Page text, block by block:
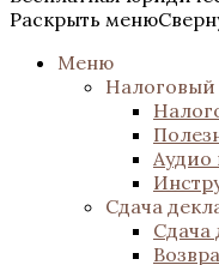
Раскрыть меню
Меню
Сдача
Сдача